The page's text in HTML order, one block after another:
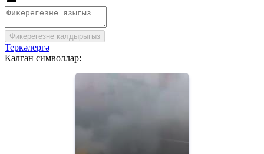
Фикерегезне калдырыгыз
Теркәлергә
Калган символлар: